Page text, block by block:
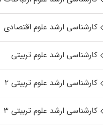
کارشناسی ارشد علوم اقتصادی
کارشناسی ارشد علوم تربیتی
کارشناسی ارشد علوم تربیتی ۲
کارشناسی ارشد علوم تربیتی ۳